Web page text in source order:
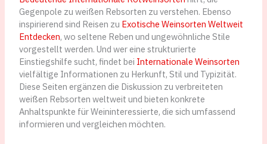
Gegenpole zu weißen Rebsorten zu verstehen. Ebenso
inspirierend sind Reisen zu Exotische Weinsorten Weltweit
Entdecken, wo seltene Reben und ungewöhnliche Stile
vorgestellt werden. Und wer eine strukturierte
Einstiegshilfe sucht, findet bei Internationale Weinsorten
vielfältige Informationen zu Herkunft, Stil und Typizität.
Diese Seiten ergänzen die Diskussion zu verbreiteten
weißen Rebsorten weltweit und bieten konkrete
Anhaltspunkte für Weininteressierte, die sich umfassend
informieren und vergleichen möchten.